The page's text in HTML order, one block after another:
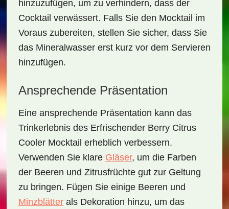
hinzuzufügen, um zu verhindern, dass der
Cocktail verwässert. Falls Sie den Mocktail im
Voraus zubereiten, stellen Sie sicher, dass Sie
das Mineralwasser erst kurz vor dem Servieren
hinzufügen.
Ansprechende Präsentation
Eine ansprechende Präsentation kann das
Trinkerlebnis des Erfrischender Berry Citrus
Cooler Mocktail erheblich verbessern.
Verwenden Sie klare Gläser, um die Farben
der Beeren und Zitrusfrüchte gut zur Geltung
zu bringen. Fügen Sie einige Beeren und
Minzblätterals Dekoration hinzu, um das